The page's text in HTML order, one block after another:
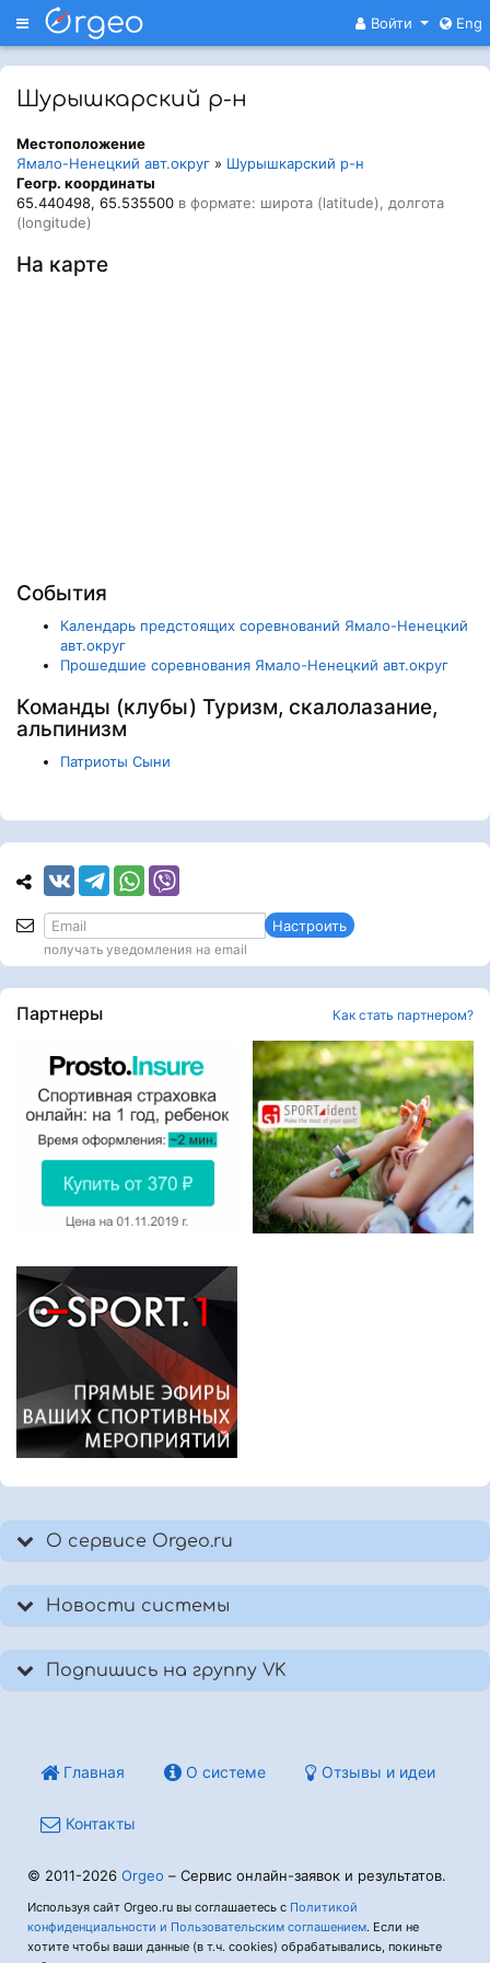
Меню Войти Eng
Шурышкарский р-н
Местоположение
Ямало-Ненецкий авт.округ » Шурышкарский р-н
Геогр. координаты
65.440498, 65.535500 в формате: широта (latitude), долгота
(longitude)
На карте
События
Календарь предстоящих соревнований Ямало-Ненецкий
авт.округ
Прошедшие соревнования Ямало-Ненецкий авт.округ
Команды (клубы) Туризм, скалолазание,
альпинизм
Патриоты Сыни
Настроить
получать уведомления на email
Партнеры Как стать партнером?
О сервисе Orgeo.ru
Новости системы
Подпишись на группу VK
Главная О системе Отзывы и идеи
Контакты
© 2011-2026 Orgeo – Сервис онлайн-заявок и результатов.
Используя сайт Orgeo.ru вы соглашаетесь с Политикой
конфиденциальности и Пользовательским соглашением. Если не
хотите чтобы ваши данные (в т.ч. cookies) обрабатывались, покиньте